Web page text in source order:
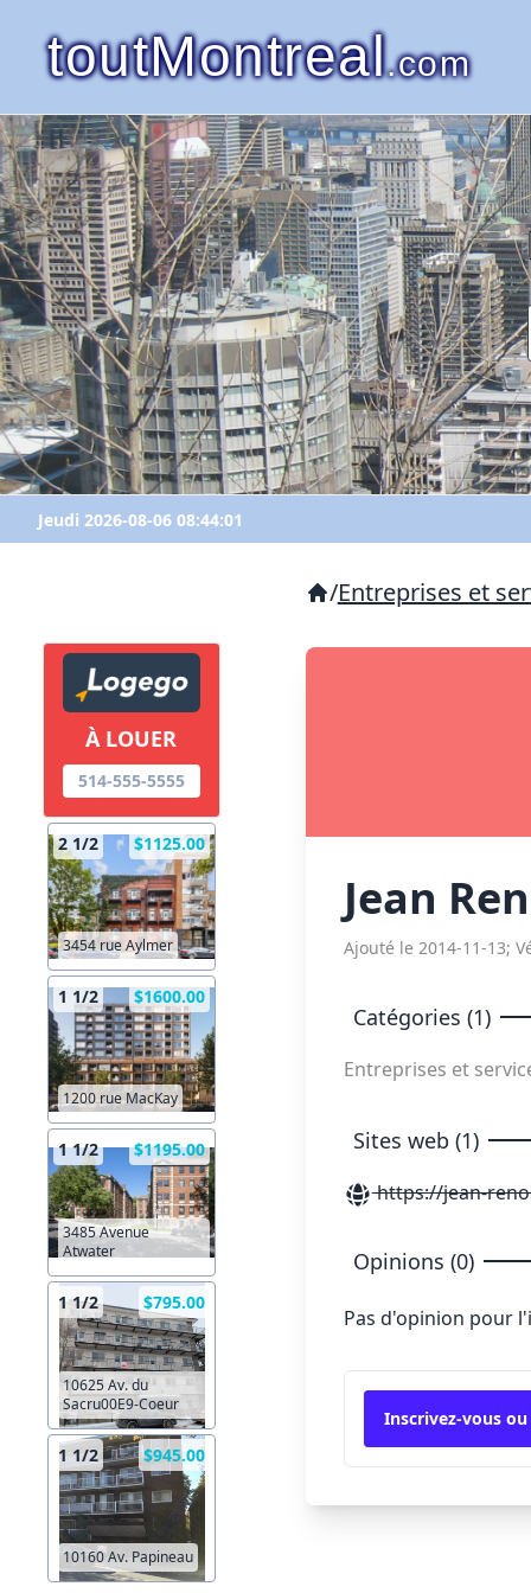
toutMontreal.com
Jeudi 2026-08-06 08:44:01
À LOUER
514-555-5555
2 1/2 $1125.00
3454 rue Aylmer
1 1/2 $1600.00
1200 rue MacKay
1 1/2 $1195.00
3485 Avenue
Atwater
1 1/2 $795.00
10625 Av. du
Sacru00E9-Coeur
1 1/2 $945.00
10160 Av. Papineau
/Entreprises et
Jean
Ajouté le 2014-11-13;
Catégories (1)
Entreprises et
Sites web (1)
https://jean-
Opinions (0)
Pas d'opinion pour
Inscrivez-vous